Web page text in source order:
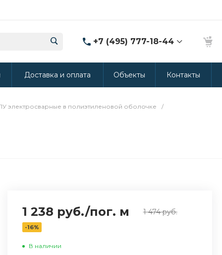
+7 (495) 777-18-44
8 (986) 314-94-49
Промышленная 15
8:30-20:00
Доставка и оплата Объекты Контакты
электросварные в полиэтиленовой оболочке
/
1 238 руб./пог. м 1 474 руб.
-16%
В наличии